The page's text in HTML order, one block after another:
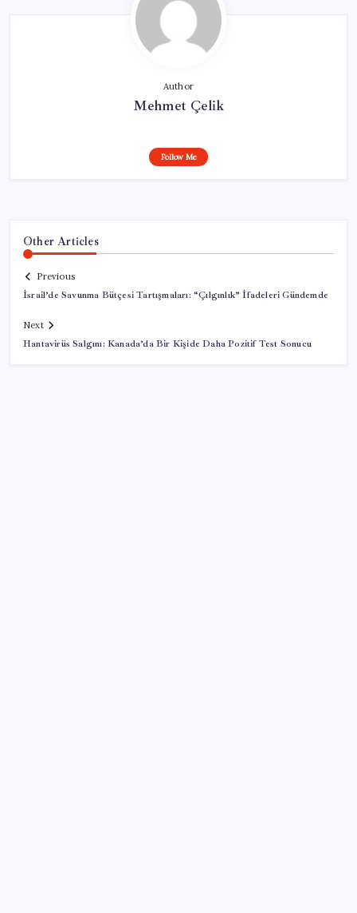
Author
Mehmet Çelik
Follow Me
Other Articles
Previous
İsrail’de Savunma Bütçesi Tartışmaları: “Çılgınlık” İfadeleri Gündemde
Next
Hantavirüs Salgını: Kanada’da Bir Kişide Daha Pozitif Test Sonucu